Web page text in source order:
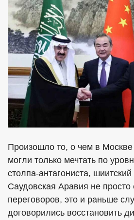
Произошло то, о чем в
могли только мечтать по
столпа-антагониста,
Саудовская Аравия не просто
переговоров, это и раньше
договорились восстановить